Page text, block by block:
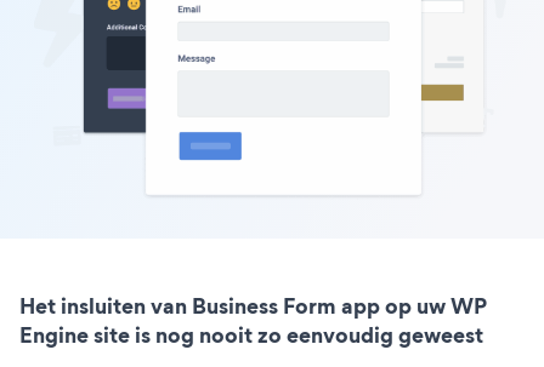
Het insluiten van Business Form app op uw WP
Engine site is nog nooit zo eenvoudig geweest